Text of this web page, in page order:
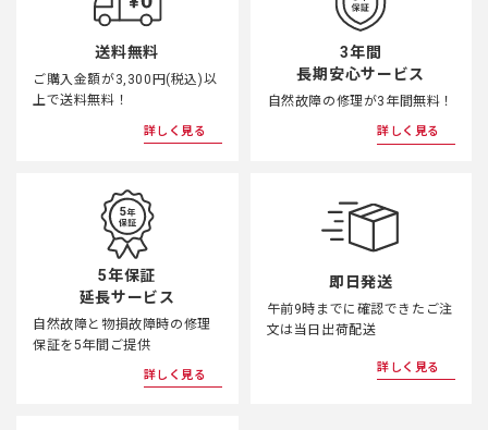
送料無料
ご購入金額が3,300円(税込)以
上で送料無料！
詳しく見る
3年間
長期安心サービス
自然故障の修理が3年間無料！
詳しく見る
5年保証
延長サービス
自然故障と物損故障時の修理
保証を5年間ご提供
詳しく見る
即日発送
午前9時までに確認できたご注
文は当日出荷配送
詳しく見る